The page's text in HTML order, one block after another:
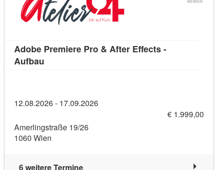
MERKEN
Adobe Premiere Pro & After Effects -
Aufbau
12.08.2026 - 17.09.2026
€ 1.999,00
Amerlingstraße 19/26
1060 Wien
6 weitere Termine